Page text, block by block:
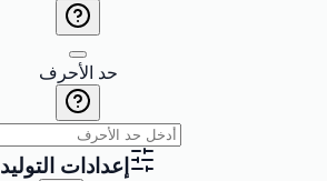
حد الأحرف
إعدادات التوليد